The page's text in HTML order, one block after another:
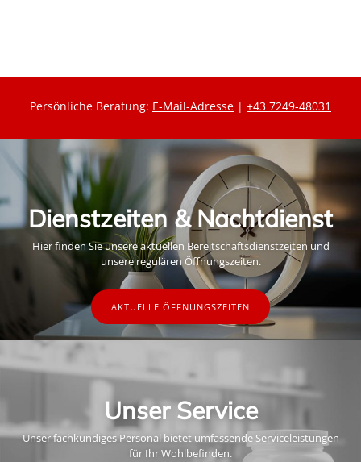
Persönliche Beratung: E-Mail-Adresse | +43 7249-48031
Dienstzeiten & Nachtdienst
Hier finden Sie unsere aktuellen Bereitschaftsdienstzeiten und
unsere regulären Öffnungszeiten.
AKTUELLE ÖFFNUNGSZEITEN
Unser Service
Unser fachkundiges Personal bietet umfassende Serviceleistungen
für Ihr Wohlbefinden.